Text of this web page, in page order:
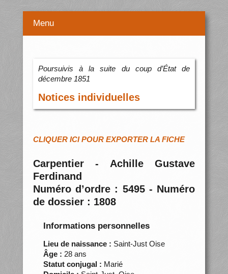
Menu
Poursuivis à la suite du coup d’État de
décembre 1851
Notices individuelles
CLIQUER ICI POUR EXPORTER LA FICHE
Carpentier - Achille Gustave
Ferdinand
Numéro d’ordre : 5495 - Numéro
de dossier : 1808
Informations personnelles
Lieu de naissance : Saint-Just Oise
Âge : 28 ans
Statut conjugal : Marié